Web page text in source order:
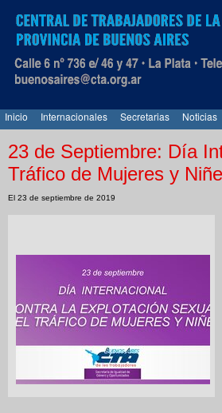
Inicio Internacionales Secretarias Noticias
23 de Septiembre: Día
Tráfico de Mujeres y
El 23 de septiembre de 2019